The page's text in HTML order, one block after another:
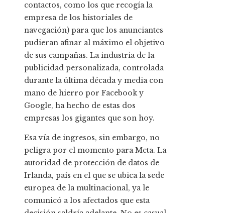
contactos, como los que recogía la
empresa de los historiales de
navegación) para que los anunciantes
pudieran afinar al máximo el objetivo
de sus campañas. La industria de la
publicidad personalizada, controlada
durante la última década y media con
mano de hierro por Facebook y
Google, ha hecho de estas dos
empresas los gigantes que son hoy.
Esa vía de ingresos, sin embargo, no
peligra por el momento para Meta. La
autoridad de protección de datos de
Irlanda, país en el que se ubica la sede
europea de la multinacional, ya le
comunicó a los afectados que esta